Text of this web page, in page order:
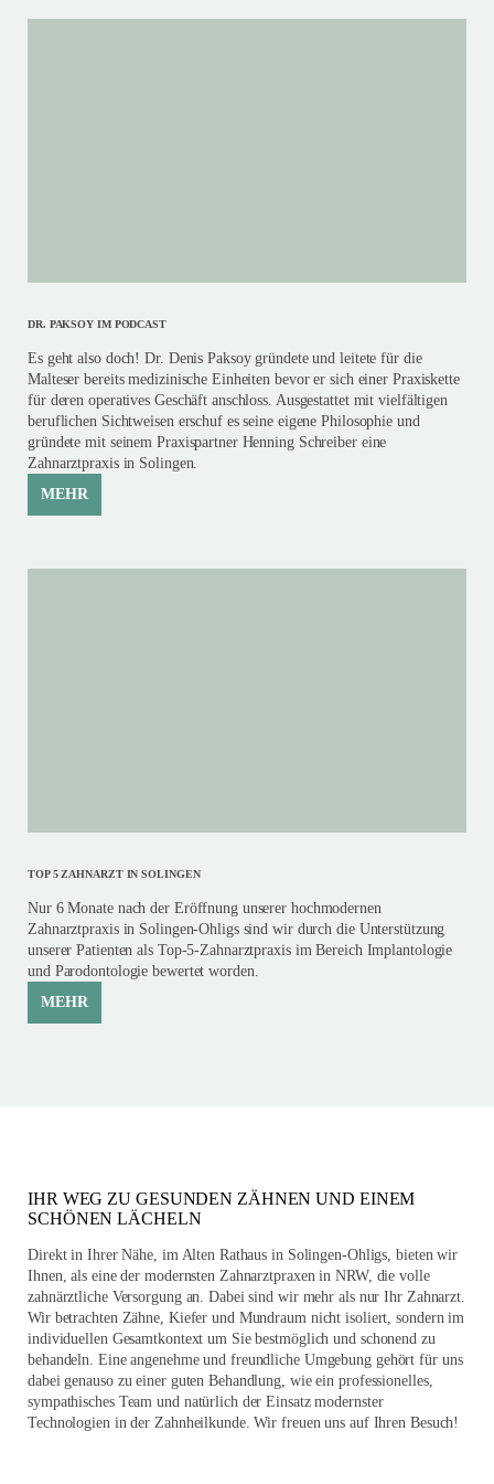
DR. PAKSOY IM PODCAST
Es geht also doch! Dr. Denis Paksoy gründete und leitete für die
Malteser bereits medizinische Einheiten bevor er sich einer Praxiskette
für deren operatives Geschäft anschloss. Ausgestattet mit vielfältigen
beruflichen Sichtweisen erschuf es seine eigene Philosophie und
gründete mit seinem Praxispartner Henning Schreiber eine
Zahnarztpraxis in Solingen.
MEHR
TOP 5 ZAHNARZT IN SOLINGEN
Nur 6 Monate nach der Eröffnung unserer hochmodernen
Zahnarztpraxis in Solingen-Ohligs sind wir durch die Unterstützung
unserer Patienten als Top-5-Zahnarztpraxis im Bereich Implantologie
und Parodontologie bewertet worden.
MEHR
IHR WEG ZU GESUNDEN ZÄHNEN UND EINEM
SCHÖNEN LÄCHELN
Direkt in Ihrer Nähe, im Alten Rathaus in Solingen-Ohligs, bieten wir
Ihnen, als eine der modernsten Zahnarztpraxen in NRW, die volle
zahnärztliche Versorgung an. Dabei sind wir mehr als nur Ihr Zahnarzt.
Wir betrachten Zähne, Kiefer und Mundraum nicht isoliert, sondern im
individuellen Gesamtkontext um Sie bestmöglich und schonend zu
behandeln. Eine angenehme und freundliche Umgebung gehört für uns
dabei genauso zu einer guten Behandlung, wie ein professionelles,
sympathisches Team und natürlich der Einsatz modernster
Technologien in der Zahnheilkunde. Wir freuen uns auf Ihren Besuch!